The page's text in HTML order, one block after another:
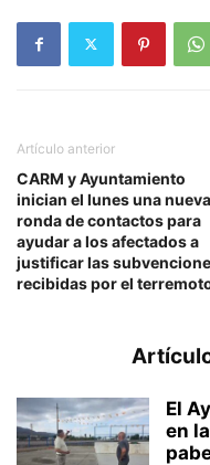
Artículo anterior
CARM y Ayuntamiento
inician el lunes una nueva
ronda de contactos para
ayudar a los afectados a
justificar las
recibidas por el
El
en